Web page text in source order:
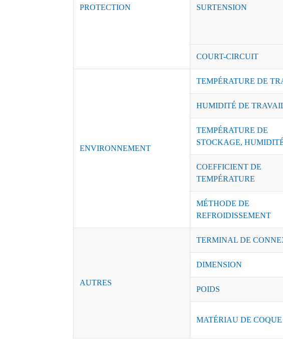
PROTECTION SURTENSION
COURT-CIRCUIT
ENVIRONNEMENT
TEMPÉRATURE DE
HUMIDITÉ DE
TEMPÉRATURE DE
STOCKAGE,
COEFFICIENT DE
TEMPÉRATURE
MÉTHODE DE
REFROIDISSEMENT
AUTRES
TERMINAL DE
DIMENSION
POIDS
MATÉRIAU DE COQUE